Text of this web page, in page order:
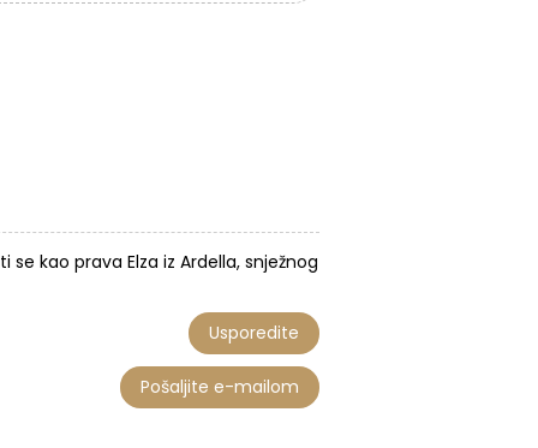
kao prava Elza iz Ardella, snježnog